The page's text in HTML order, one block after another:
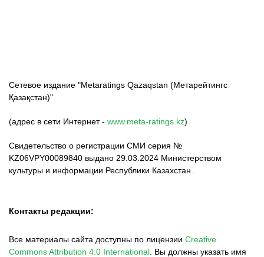
Сетевое издание "Metaratings Qazaqstan (Метарейтингс
Қазақстан)"
(адрес в сети Интернет - www.meta-ratings.kz)
Свидетельство о регистрации СМИ серия №
KZ06VPY00089840 выдано 29.03.2024 Министерством
культуры и информации Республики Казахстан.
Контакты редакции:
Все материалы сайта доступны по лицензии Creative
Commons Attribution 4.0 International Вы должны указать имя